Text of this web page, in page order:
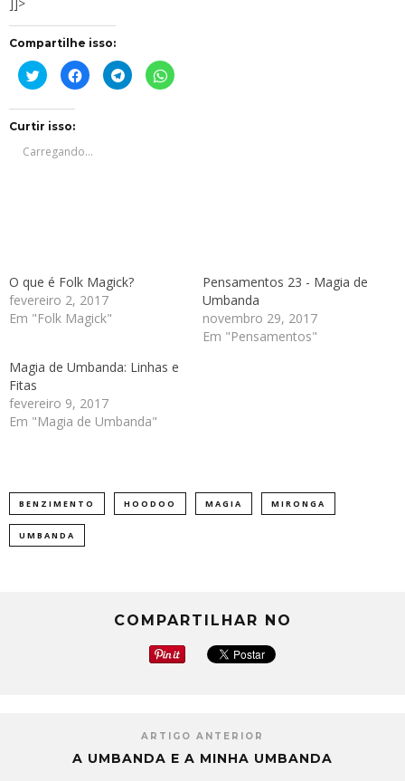
Compartilhe isso:
Clique
para
compartilhar
em
janela)
Clique
para
compartilhar
janela)
Clique
para
compartilhar
Clique
para
Curtir isso:
Carregando...
O que é Folk Magick?
fevereiro 2, 2017
Em "Folk Magick"
Pensamentos 23 - Magia de
Umbanda
novembro 29, 2017
Em "Pensamentos"
Magia de Umbanda: Linhas e
Fitas
fevereiro 9, 2017
Em "Magia de Umbanda"
BENZIMENTO HOODOO MAGIA MIRONGA
UMBANDA
COMPARTILHAR NO
ARTIGO ANTERIOR
A UMBANDA E A MINHA UMBANDA